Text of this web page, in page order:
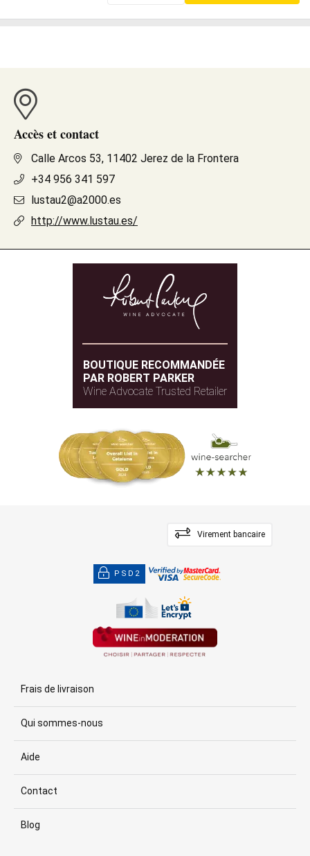
Accès et contact
Calle Arcos 53, 11402 Jerez de la Frontera
+34 956 341 597
lustau2@a2000.es
http://www.lustau.es/
BOUTIQUE RECOMMANDÉE
PAR ROBERT PARKER
Wine Advocate Trusted Retailer
Virement bancaire
PSD2
Frais de livraison
Qui sommes-nous
Aide
Contact
Blog